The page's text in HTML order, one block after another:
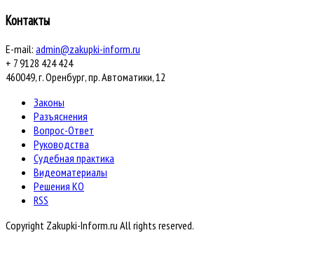
Контакты
E-mail: admin@zakupki-inform.ru
+ 7 9128 424 424
460049, г. Оренбург, пр. Автоматики, 12
Законы
Разъяснения
Вопрос-Ответ
Руководства
Судебная практика
Видеоматериалы
Решения КО
RSS
Copyright Zakupki-Inform.ru All rights reserved.